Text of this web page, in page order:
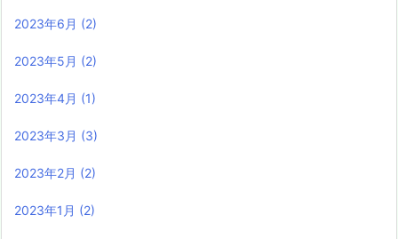
2023年6月 (2)
2023年5月 (2)
2023年4月 (1)
2023年3月 (3)
2023年2月 (2)
2023年1月 (2)